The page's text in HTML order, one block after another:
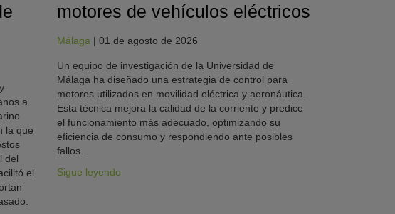
a
la que
del
el
motores de vehículos eléctricos
Málaga | 01 de agosto de 2026
Un equipo de investigación de la Universidad de
Málaga ha diseñado una estrategia de control para
motores utilizados en movilidad eléctrica y aeronáutica.
Esta técnica mejora la calidad de la corriente y predice
el funcionamiento más adecuado, optimizando su
eficiencia de consumo y respondiendo ante posibles
fallos.
Sigue leyendo